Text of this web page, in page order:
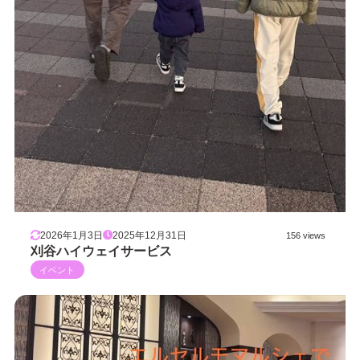
2026年1月3日 2025年12月31日 156 views
刈谷ハイウェイサービス
イベント